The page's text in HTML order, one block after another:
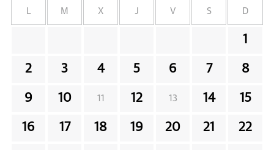
L M X J V S D
1
2 3 4 5 6 7 8
9 10 11 12 13 14 15
16 17 18 19 20 21 22